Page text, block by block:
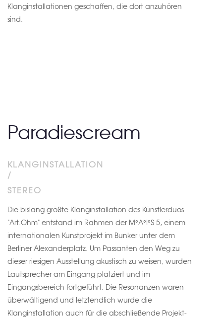
Klanginstallationen geschaffen, die dort anzuhören
sind.
Paradiescream
KLANGINSTALLATION
/
STEREO
Die bislang größte Klanginstallation des Künstlerduos
"Art.Ohm" entstand im Rahmen der M°A°I°S 5, einem
internationalen Kunstprojekt im Bunker unter dem
Berliner Alexanderplatz. Um Passanten den Weg zu
dieser riesigen Ausstellung akustisch zu weisen, wurden
Lautsprecher am Eingang platziert und im
Eingangsbereich fortgeführt. Die Resonanzen waren
überwältigend und letztendlich wurde die
Klanginstallation auch für die abschließende Projekt-